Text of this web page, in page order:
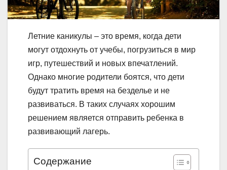
Летние каникулы – это время, когда дети
могут отдохнуть от учебы, погрузиться в мир
игр, путешествий и новых впечатлений.
Однако многие родители боятся, что дети
будут тратить время на безделье и не
развиваться. В таких случаях хорошим
решением является отправить ребенка в
развивающий лагерь.
Содержание